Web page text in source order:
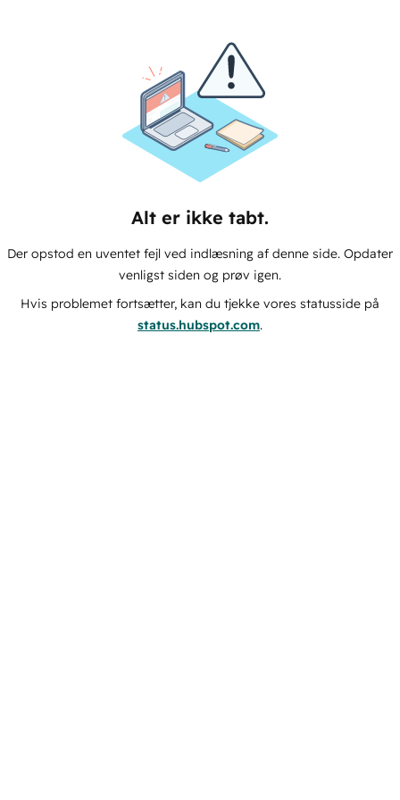
Alt er ikke tabt.
Der opstod en uventet fejl ved indlæsning af denne side. Opdater
venligst siden og prøv igen.
Hvis problemet fortsætter, kan du tjekke vores statusside på
status.hubspot.com.